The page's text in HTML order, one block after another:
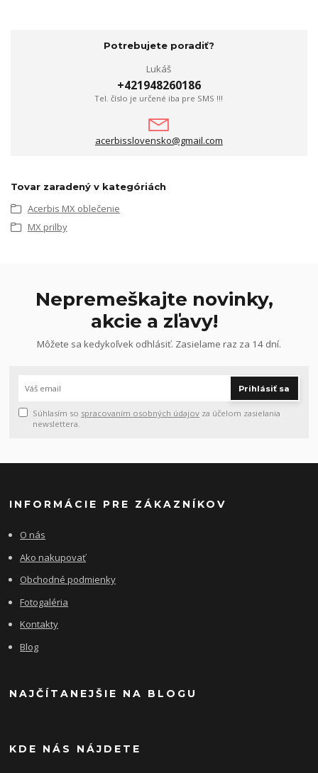
Potrebujete poradiť?
Lukáš
+421948260186
Tel. číslo je určené iba pre SMS !!!
acerbisslovensko@gmail.com
Tovar zaradený v kategóriách
Acerbis MX oblečenie
MX prilby
Nepremeškajte novinky,
akcie a zľavy!
Môžete sa kedykoľvek odhlásiť. Zasielame raz za 14 dní.
Prihlásiť sa
Súhlasím so spracovaním osobných údajov za účelom zasielania
newslettera.
INFORMÁCIE PRE ZÁKAZNÍKOV
O nás
Ako nakupovať
Obchodné podmienky
Fotogaléria
Kontakty
Blog
NAJČÍTANEJŠIE NA BLOGU
KDE NÁS NÁJDETE